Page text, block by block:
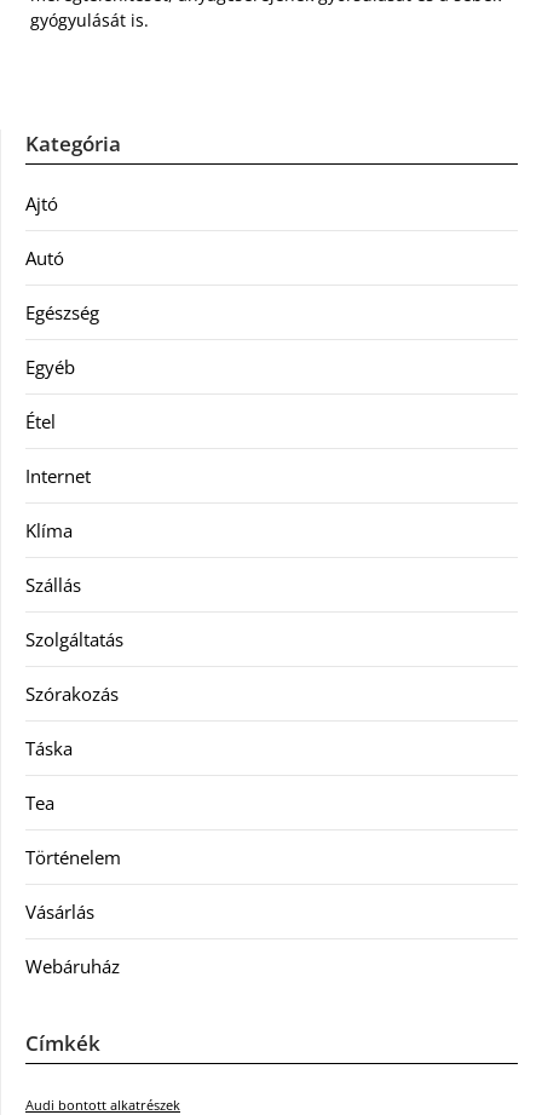
gyógyulását is.
Kategória
Ajtó
Autó
Egészség
Egyéb
Étel
Internet
Klíma
Szállás
Szolgáltatás
Szórakozás
Táska
Tea
Történelem
Vásárlás
Webáruház
Címkék
Audi bontott alkatrészek